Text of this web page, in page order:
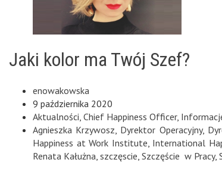
Jaki kolor ma Twój Szef?
enowakowska
9 października 2020
Aktualności, Chief Happiness Officer,
Agnieszka Krzywosz, Dyrektor Operacyjny,
Happiness at Work Institute, International
Renata Kałużna, szczęscie, Szczęście w Pracy,